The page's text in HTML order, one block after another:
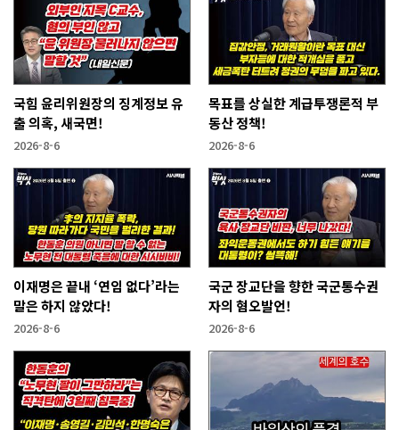
국힘 윤리위원장의 징계정보 유
출 의혹, 새국면!
2026-8-6
목표를 상실한 계급투쟁론적 부
동산 정책!
2026-8-6
이재명은 끝내 ‘연임 없다’라는
말은 하지 않았다!
2026-8-6
국군 장교단을 향한 국군통수권
자의 혐오발언!
2026-8-6